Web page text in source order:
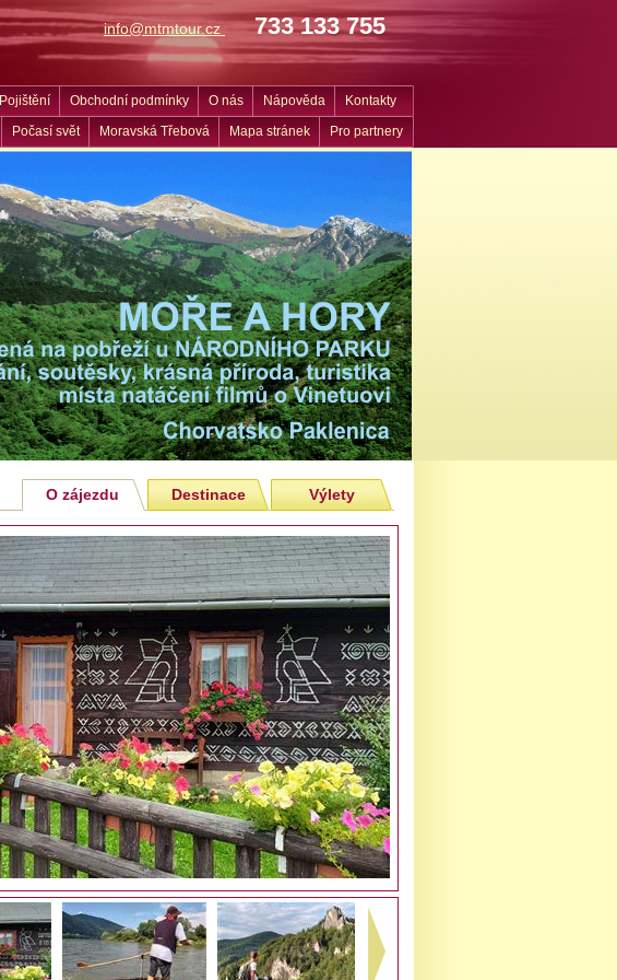
O zájezdu Destinace Výlety
info@mtmtour.cz 733 133 755
Pojištění Obchodní podmínky O nás Nápověda
Kontakty
Počasí svět Moravská Třebová Mapa stránek Pro partnery